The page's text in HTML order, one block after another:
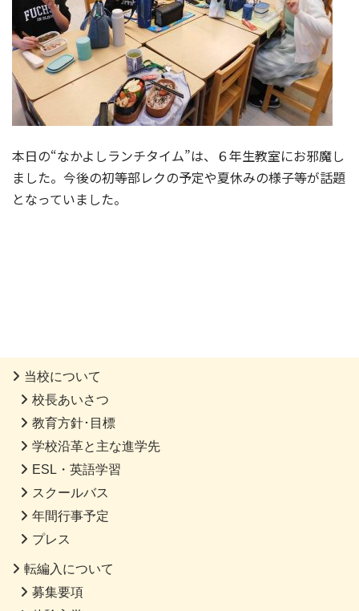
本日の“なかよしランチタイム”は、６年生教室にお邪魔し
ました。今後の初等部レクの予定や夏休みの様子等が話題
となっていました。
当校について
校長あいさつ
教育方針･目標
学校沿革と主な進学先
ESL・英語学習
スクールバス
年間行事予定
プレス
転編入について
募集要項